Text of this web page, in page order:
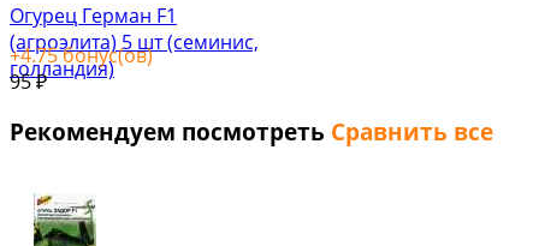
Огурец Герман F1
(агроэлита) 5 шт (семинис,
голландия)
+4.75бонус(ов)
95₽
Рекомендуем посмотреть Сравнить все